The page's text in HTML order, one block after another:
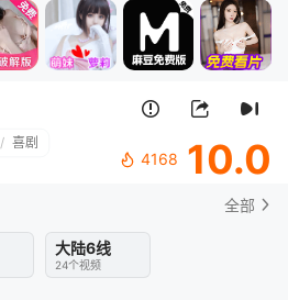
/ 喜剧
4168 10.0
全部
大陆6线
24个视频